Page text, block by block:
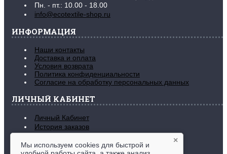
Пн. - пт.: 10.00 - 18.00
info@ecotextile-shop.ru
ИНФОРМАЦИЯ
Наши контакты
Доставка и оплата
Условия возврата
Политика конфиденциальности
Согласие на обработку персональных данных
ЛИЧНЫЙ КАБИНЕТ
Личный Кабинет
История заказов
Закладки (0)
Рассылка новостей
×
Мы используем cookies для быстрой и